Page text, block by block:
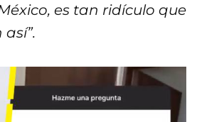
es tan ridículo que